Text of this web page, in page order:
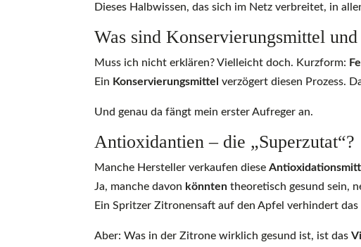
Dieses Halbwissen, das sich im Netz verbreitet, in
Was sind Konservierungsmittel
Muss ich nicht erklären? Vielleicht doch. Kurzform:
Ein Konservierungsmittel verzögert diesen Prozess.
Und genau da fängt mein erster Aufreger an.
Antioxidantien – die „Superzutat“?
Manche Hersteller verkaufen diese
Ja, manche davon könnten theoretisch gesund sein,
Ein Spritzer Zitronensaft auf den Apfel verhindert
Aber: Was in der Zitrone wirklich gesund ist, ist das